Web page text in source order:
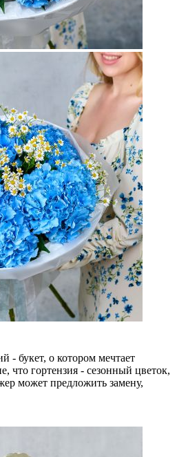
- букет, о котором мечтает
что гортензия - сезонный цветок,
может предложить замену,